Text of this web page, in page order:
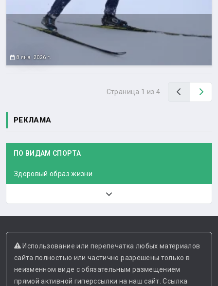
8 янв. 2026 г.
Страница 1 из 4 Назад
РЕКЛАМА
ПО ВИДАМ СПОРТА
Здоровый образ жизни
Использование или перепечатка любых материалов
сайта полностью или частично разрешены только в
неизменном виде с обязательным размещением
прямой активной гиперссылки на наш сайт. Ссылка